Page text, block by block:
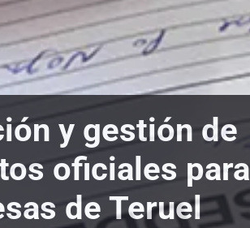
y gestión de
oficiales para
de Teruel